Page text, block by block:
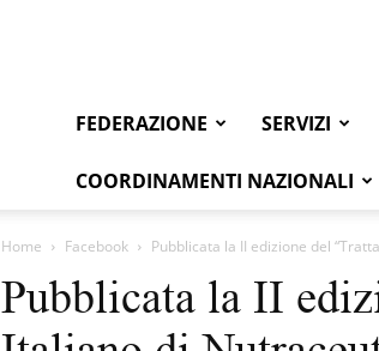
FEDERAZIONE SERVIZI
COORDINAMENTI NAZIONALI
Home Facebook Pubblicata la II edizione del
Pubblicata la II